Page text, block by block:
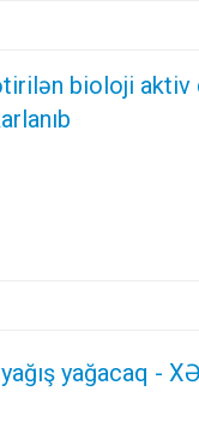
bioloji aktiv
yağacaq -